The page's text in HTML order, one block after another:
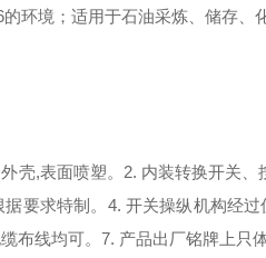
的环境；适用于石油采炼、储存
壳,表面喷塑。2. 内装转换开关
据要求特制。4. 开关操纵机构经
布线均可。7. 产品出厂铭牌上只